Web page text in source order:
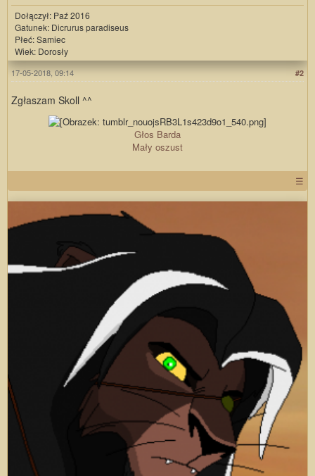
Dołączył: Paź 2016
Gatunek: Dicrurus paradiseus
Płeć: Samiec
Wiek: Dorosły
#2
17-05-2018, 09:14
Zgłaszam Skoll ^^
Głos Barda
Mały oszust
☰